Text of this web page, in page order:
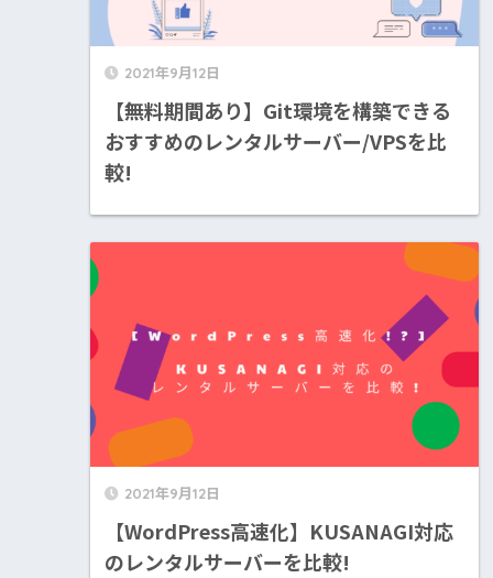
2021年9月12日
【無料期間あり】Git環境を構築できる
おすすめのレンタルサーバー/VPSを比
較!
2021年9月12日
【WordPress高速化】KUSANAGI対応
のレンタルサーバーを比較!